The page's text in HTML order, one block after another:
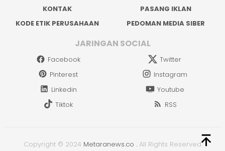
KONTAK
PASANG IKLAN
KODE ETIK PERUSAHAAN
PEDOMAN MEDIA SIBER
JARINGAN SOCIAL
Facebook
Twitter
Pinterest
Instagram
Linkedin
Youtube
Tiktok
RSS
Copyright © 2024 Metaranews.co . All Rights Reserved